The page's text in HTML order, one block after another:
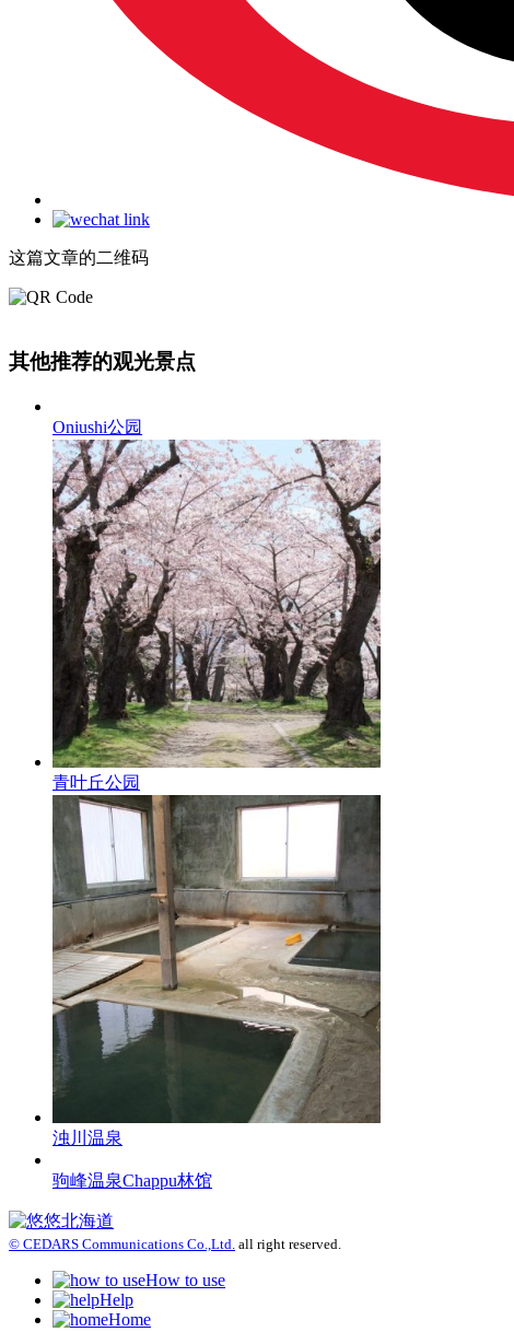
这篇文章的二维码
其他推荐的观光景点
Oniushi公园
青叶丘公园
浊川温泉
驹峰温泉Chappu林馆
© CEDARS Communications Co.,Ltd. all right reserved.
How to use
Help
Home